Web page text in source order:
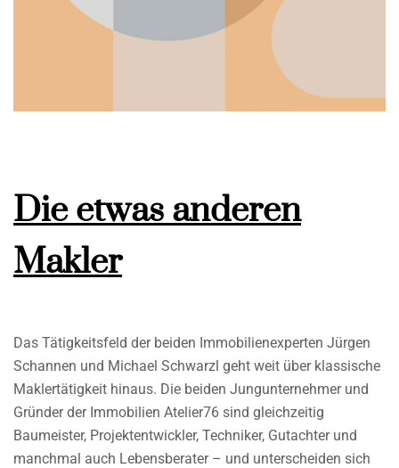
Die etwas anderen
Makler
Das Tätigkeitsfeld der beiden Immobilienexperten Jürgen
Schannen und Michael Schwarzl geht weit über klassische
Maklertätigkeit hinaus. Die beiden Jungunternehmer und
Gründer der Immobilien Atelier76 sind gleichzeitig
Baumeister, Projektentwickler, Techniker, Gutachter und
manchmal auch Lebensberater – und unterscheiden sich